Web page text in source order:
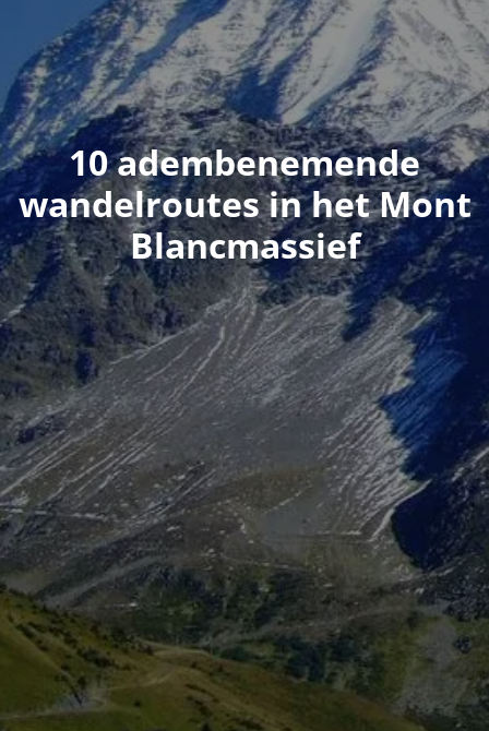
10 adembenemende
wandelroutes in het Mont
Blancmassief